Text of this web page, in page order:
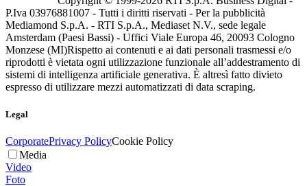
P.Iva 03976881007 - Tutti i diritti riservati - Per la pubblicità
Mediamond S.p.A. - RTI S.p.A., Mediaset N.V., sede legale
Amsterdam (Paesi Bassi) - Uffici Viale Europa 46, 20093 Cologno
Monzese (MI)Rispetto ai contenuti e ai dati personali trasmessi e/o
riprodotti è vietata ogni utilizzazione funzionale all’addestramento di
sistemi di intelligenza artificiale generativa. È altresì fatto divieto
espresso di utilizzare mezzi automatizzati di data scraping.
Legal
CorporatePrivacy PolicyCookie Policy
Media
Video
Foto